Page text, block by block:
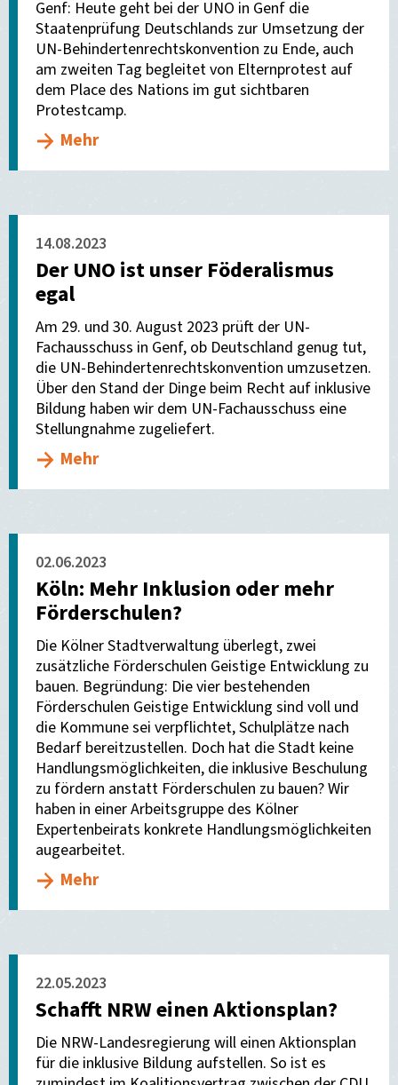
Genf: Heute geht bei der UNO in Genf die
Staatenprüfung Deutschlands zur Umsetzung der
UN-Behindertenrechtskonvention zu Ende, auch
am zweiten Tag begleitet von Elternprotest auf
dem Place des Nations im gut sichtbaren
Protestcamp.
Mehr
14.08.2023
Der UNO ist unser Föderalismus
egal
Am 29. und 30. August 2023 prüft der UN-
Fachausschuss in Genf, ob Deutschland genug tut,
die UN-Behindertenrechtskonvention umzusetzen.
Über den Stand der Dinge beim Recht auf inklusive
Bildung haben wir dem UN-Fachausschuss eine
Stellungnahme zugeliefert.
Mehr
02.06.2023
Köln: Mehr Inklusion oder mehr
Förderschulen?
Die Kölner Stadtverwaltung überlegt, zwei
zusätzliche Förderschulen Geistige Entwicklung zu
bauen. Begründung: Die vier bestehenden
Förderschulen Geistige Entwicklung sind voll und
die Kommune sei verpflichtet, Schulplätze nach
Bedarf bereitzustellen. Doch hat die Stadt keine
Handlungsmöglichkeiten, die inklusive Beschulung
zu fördern anstatt Förderschulen zu bauen? Wir
haben in einer Arbeitsgruppe des Kölner
Expertenbeirats konkrete Handlungsmöglichkeiten
augearbeitet.
Mehr
22.05.2023
Schafft NRW einen Aktionsplan?
Die NRW-Landesregierung will einen Aktionsplan
für die inklusive Bildung aufstellen. So ist es